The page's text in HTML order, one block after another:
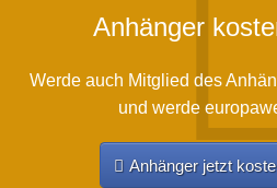
Anhänger
Werde auch Mitglied des
und werde
Anhänger jetzt